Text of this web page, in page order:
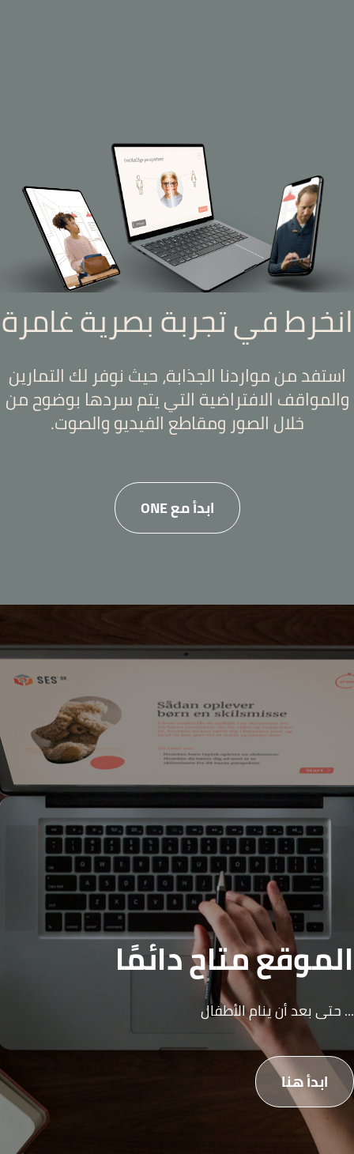
انخرط في تجربة بصرية غامرة
استفد من مواردنا الجذابة، حيث نوفر لك التمارين
والمواقف الافتراضية التي يتم سردها بوضوح من
خلال الصور ومقاطع الفيديو والصوت.
ابدأ مع ONE
الموقع متاح دائمًا
... حتى بعد أن ينام الأطفال
ابدأ هنا